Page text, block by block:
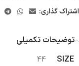
اشتراک گذاری:
توضیحات تکمیلی
SIZE
44